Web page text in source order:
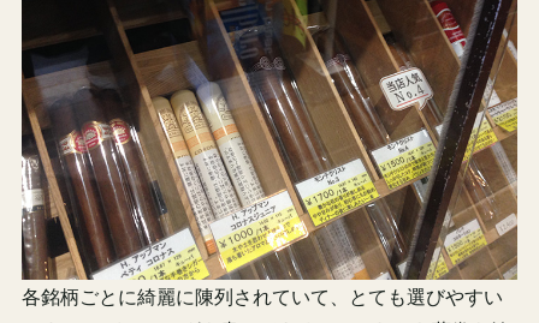
各銘柄ごとに綺麗に陳列されていて、とても選びやすい